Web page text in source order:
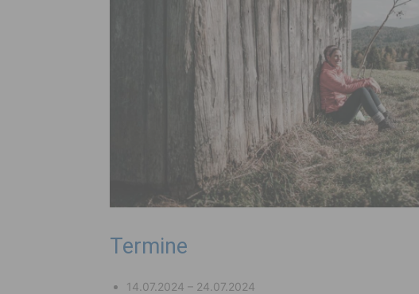
Termine
14.07.2024 – 24.07.2024